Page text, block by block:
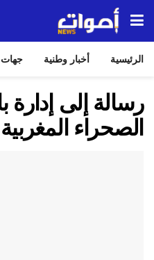
الرئيسية أخبار وطنية جهات
رسالة إلى إدارة
الصحراء المغربية